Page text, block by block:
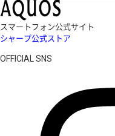
スマートフォン公式サイト
シャープ公式ストア
OFFICIAL SNS